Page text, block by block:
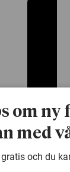
om ny
med
gratis och du